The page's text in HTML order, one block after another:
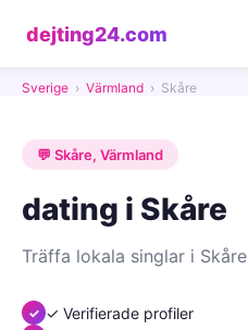
dejting24.com
Sverige › Värmland › Skåre
💬 Skåre, Värmland
dating i Skåre
Träffa lokala singlar i Skåre
✓ Verifierade profiler